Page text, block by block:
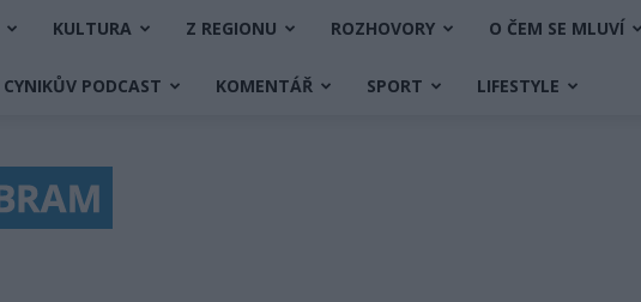
KULTURA Z REGIONU ROZHOVORY O ČEM SE MLUVÍ
CYNIKŮV PODCAST KOMENTÁŘ SPORT LIFESTYLE